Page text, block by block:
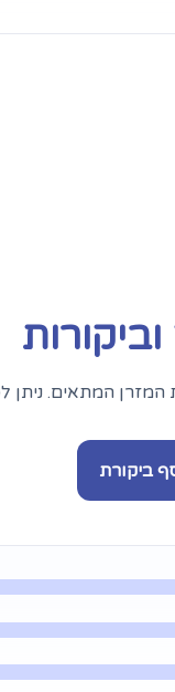
וביקורות
המתאים. ניתן
ביקורת